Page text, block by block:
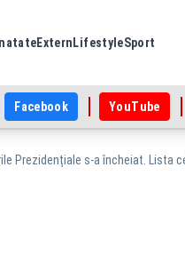
Extern LifestyleSport
Facebook YouTube
Prezidențiale s-a încheiat. Lista